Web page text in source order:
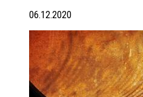
06.12.2020